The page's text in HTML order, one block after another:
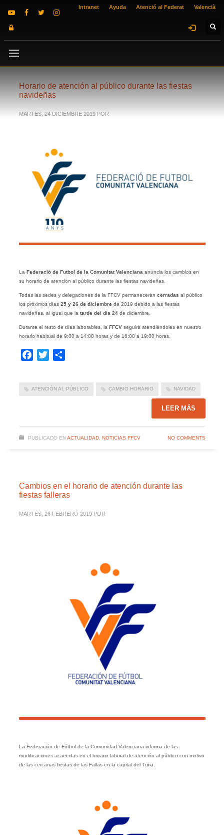
Intranet Ayuda Atenció al Federat Valencià
Horario de atención al público durante las fiestas
navideñas
MARTES, 24 DICIEMBRE 2019 POR
La Federació de Futbol de la Comunitat Valencianaanuncia los cambios en
su horario de atención al público durante las fiestas navideñas.
Todas las sedes y delegaciones de la FFCV permanecerán cerradas al público
los próximos días 25 y 26 de diciembrede 2019 debido a las fiestas
navideñas, al igual que latarde del día 24de diciembre.
Durante el resto de días laborables, la FFCVseguirá atendiéndoles en nuestro
horario habitual de 9:00 a 14:00 horas y de 16:00 a 19:00 horas.
Facebook
Twitter
ATENCIÓN AL PÚBLICO CAMBIO HORARIO NAVIDAD
LEER MÁS
PUBLICADO EN ACTUALIDAD, NOTICIAS FFCV NO COMMENTS
Cambios en el horario de atención durante las
fiestas falleras
MARTES, 26 FEBRERO 2019 POR
La Federación de Fútbol de la Comunidad Valenciana informa de las
modificaciones acaecidas en el horario laboral de atención al público con motivo
de las cercanas fiestas de las Fallas en la capital del Turia.